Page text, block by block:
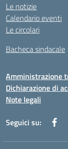
Le notizie
Calendario eventi
Le circolari
Bacheca sindacale
Amministrazione
Dichiarazione di
Note legali
Seguici su: